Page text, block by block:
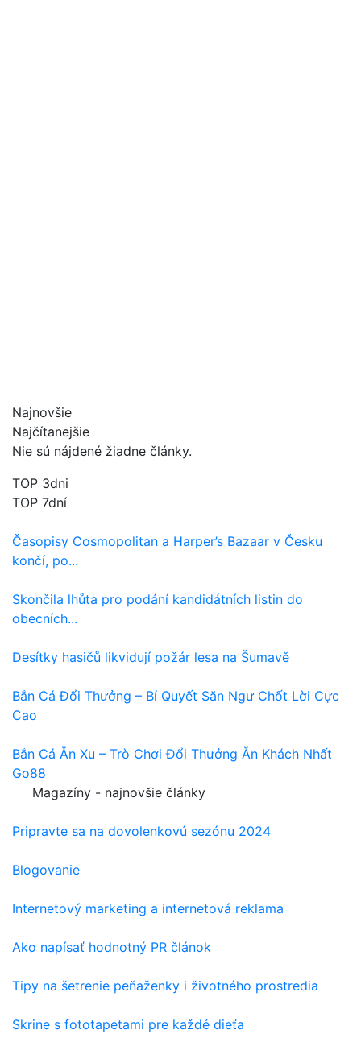
Najnovšie
Najčítanejšie
Nie sú nájdené žiadne články.
TOP 3dni
TOP 7dní
Časopisy Cosmopolitan a Harper’s Bazaar v Česku
končí, po...
Skončila lhůta pro podání kandidátních listin do
obecních...
Desítky hasičů likvidují požár lesa na Šumavě
Bắn Cá Đổi Thưởng – Bí Quyết Săn Ngư Chốt Lời Cực
Cao
Bắn Cá Ăn Xu – Trò Chơi Đổi Thưởng Ăn Khách Nhất
Go88
Magazíny - najnovšie články
Pripravte sa na dovolenkovú sezónu 2024
Blogovanie
Internetový marketing a internetová reklama
Ako napísať hodnotný PR článok
Tipy na šetrenie peňaženky i životného prostredia
Skrine s fototapetami pre každé dieťa